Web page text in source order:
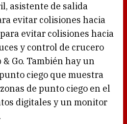
asistente de salida
evitar colisiones hacia
evitar colisiones hacia
y control de crucero
Go. También hay un
ciego que muestra
de punto ciego en el
digitales y un monitor